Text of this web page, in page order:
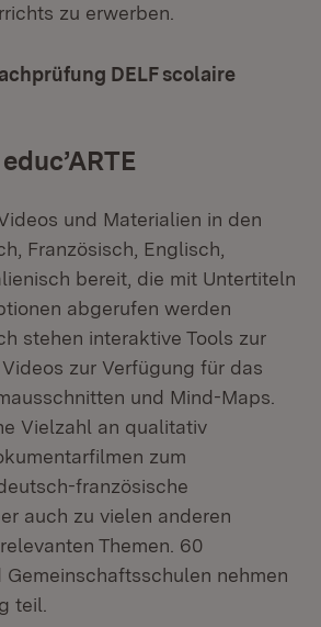
zu erwerben.
DELF scolaire
und Materialien in den
Französisch, Englisch,
bereit, die mit Untertiteln
abgerufen werden
stehen interaktive Tools zur
zur Verfügung für das
und Mind-Maps.
Vielzahl an qualitativ
zum
französische
auch zu vielen anderen
Themen. 60
Gemeinschaftsschulen nehmen
teil.